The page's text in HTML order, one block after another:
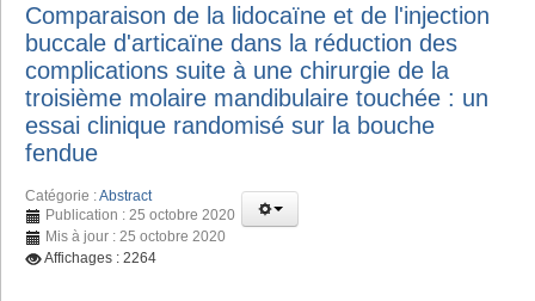
Comparaison de la lidocaïne et de l'injection
buccale d'articaïne dans la réduction des
complications suite à une chirurgie de la
troisième molaire mandibulaire touchée : un
essai clinique randomisé sur la bouche
fendue
Catégorie :Abstract
Publication : 25 octobre 2020
Mis à jour : 25 octobre 2020
Affichages : 2264